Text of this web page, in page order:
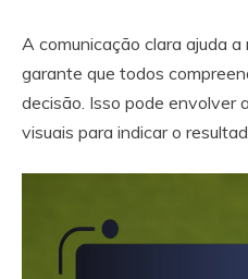
A comunicação clara ajuda
garante que todos
decisão. Isso pode envolver
visuais para indicar o